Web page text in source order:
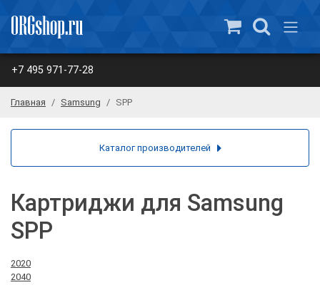
+7 495 971-77-28
Главная Samsung SPP
Картриджи для Samsung
SPP
2020
2040